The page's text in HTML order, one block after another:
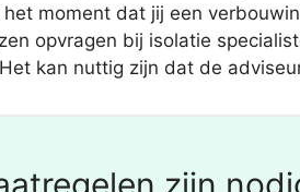
moment dat jij een
opvragen bij isolatie
kan nuttig zijn dat de